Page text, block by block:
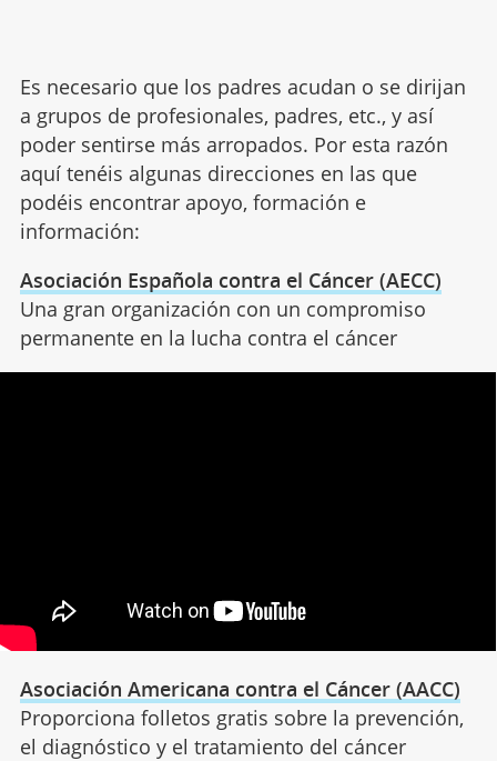
Es necesario que los padres acudan o se dirijan
a grupos de profesionales, padres, etc., y así
poder sentirse más arropados. Por esta razón
aquí tenéis algunas direcciones en las que
podéis encontrar apoyo, formación e
información:
Asociación Española contra el Cáncer (AECC)
Una gran organización con un compromiso
permanente en la lucha contra el cáncer
Asociación Americana contra el Cáncer (AACC)
Proporciona folletos gratis sobre la prevención,
el diagnóstico y el tratamiento del cáncer